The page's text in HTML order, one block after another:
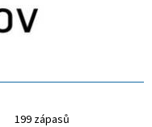
199 zápasů